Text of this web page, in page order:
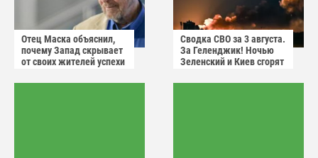
Отец Маска объяснил,
почему Запад скрывает
от своих жителей успехи
Сводка СВО за 3 августа.
За Геленджик! Ночью
Зеленский и Киев сгорят